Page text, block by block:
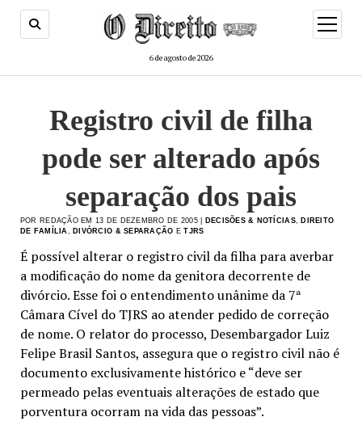
6 de agosto de 2026
menu
de
Registro civil de filha
pode ser alterado após
separação dos pais
POR REDAÇÃO EM 13 DE DEZEMBRO DE 2005 | DECISÕES & NOTÍCIAS,
DIREITO
DE FAMÍLIA
DIVÓRCIO & SEPARAÇÃO ETJRS
É possível alterar o registro civil da filha para averbar
a modificação do nome da genitora decorrente de
divórcio. Esse foi o entendimento unânime da 7ª
Câmara Cível do TJRS ao atender pedido de correção
de nome. O relator do processo, Desembargador Luiz
Felipe Brasil Santos, assegura que o registro civil não é
documento exclusivamente histórico e “deve ser
permeado pelas eventuais alterações de estado que
porventura ocorram na vida das pessoas”.